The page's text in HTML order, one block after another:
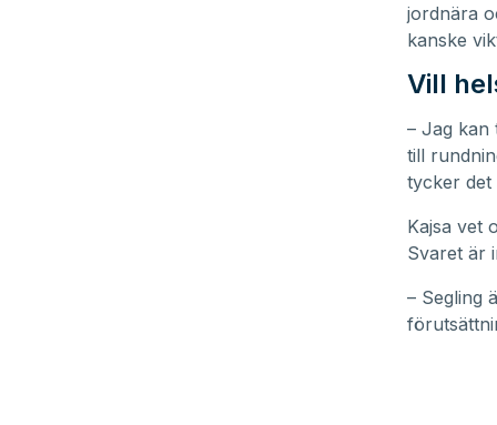
jordnära
kanske
Vill
– Jag kan
till
tycker det
Kajsa vet
Svaret är
– Segling